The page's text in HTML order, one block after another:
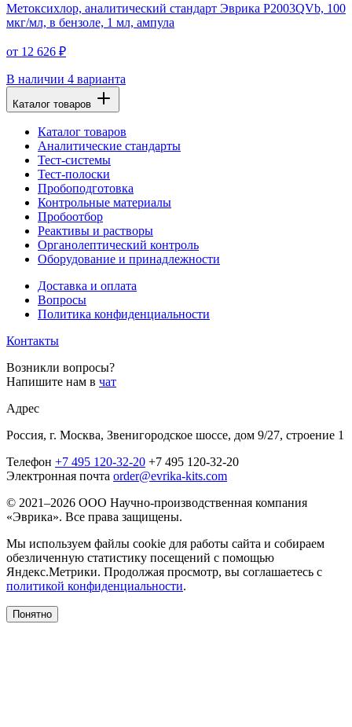
Метоксихлор, аналитический стандарт Эврика P2003QVb, 100
мкг/мл, в бензоле, 1 мл, ампула
от 12 626 ₽
В наличии 4 варианта
Каталог товаров
Каталог товаров
Аналитические стандарты
Тест-системы
Тест-полоски
Пробоподготовка
Контрольные материалы
Пробоотбор
Реактивы и растворы
Органолептический контроль
Оборудование и принадлежности
Доставка и оплата
Вопросы
Политика конфиденциальности
Контакты
Возникли вопросы?
Напишите нам в чат
Адрес
Россия, г. Москва, Звенигородское шоссе, дом 9/27, строение 1
Телефон +7 495 120-32-20 +7 495 120-32-20
Электронная почта order@evrika-kits.com
© 2021–2026 ООО Научно-производственная компания
«Эврика». Все права защищены.
Мы используем файлы cookie для работы сайта и собираем
обезличенную статистику посещений с помощью
Яндекс.Метрики. Продолжая просмотр, вы соглашаетесь с
политикой конфиденциальности.
Понятно